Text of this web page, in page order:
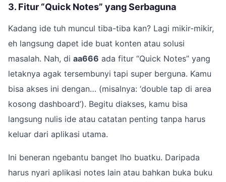
3. Fitur “Quick Notes” yang Serbaguna
Kadang ide tuh muncul tiba-tiba kan? Lagi mikir-mikir,
eh langsung dapet ide buat konten atau solusi
masalah. Nah, di aa666 ada fitur “Quick Notes” yang
letaknya agak tersembunyi tapi super berguna. Kamu
bisa akses ini dengan… (misalnya: ‘double tap di area
kosong dashboard’). Begitu diakses, kamu bisa
langsung nulis ide atau catatan penting tanpa harus
keluar dari aplikasi utama.
Ini beneran ngebantu banget lho buatku. Daripada
harus nyari aplikasi notes lain atau bahkan buka buku